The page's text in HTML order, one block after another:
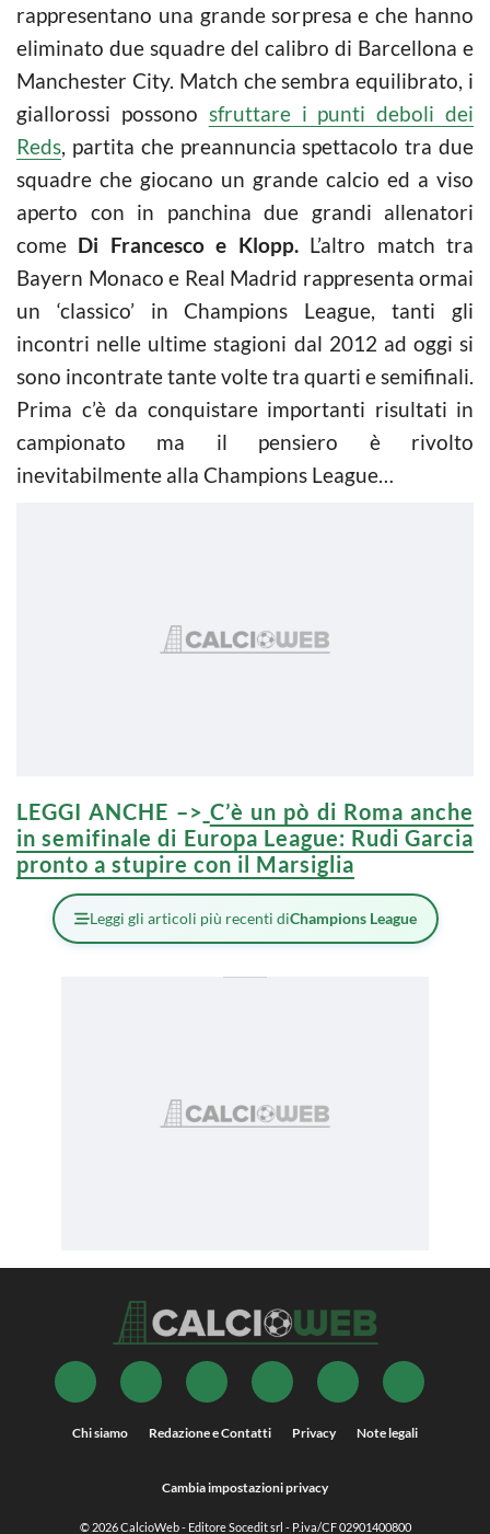
rappresentano una grande sorpresa e che hanno
eliminato due squadre del calibro di Barcellona e
Manchester City. Match che sembra equilibrato, i
giallorossi possono sfruttare i punti deboli dei
Reds, partita che preannuncia spettacolo tra due
squadre che giocano un grande calcio ed a viso
aperto con in panchina due grandi allenatori
come Di Francesco e Klopp.L’altro match tra
Bayern Monaco e Real Madrid rappresenta ormai
un ‘classico’ in Champions League, tanti gli
incontri nelle ultime stagioni dal 2012 ad oggi si
sono incontrate tante volte tra quarti e semifinali.
Prima c’è da conquistare importanti risultati in
campionato ma il pensiero è rivolto
inevitabilmente alla Champions League…
LEGGI ANCHE –> C’è un pò di Roma anche
in semifinale di Europa League: Rudi Garcia
pronto a stupire con il Marsiglia
Leggi gli articoli più recenti diChampions League
Chi siamo Redazione e Contatti Privacy Note legali
Cambia impostazioni privacy
© 2026CalcioWeb- Editore Socedit srl - P.iva/CF 02901400800